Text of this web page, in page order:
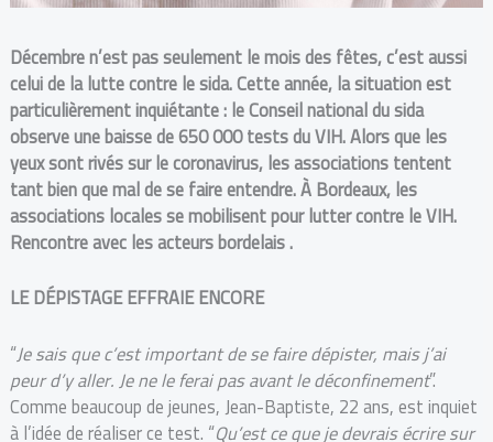
Décembre n’est pas seulement le mois des fêtes, c’est aussi
celui de la lutte contre le sida. Cette année, la situation est
particulièrement inquiétante : le Conseil national du sida
observe une baisse de 650 000 tests du VIH. Alors que les
yeux sont rivés sur le coronavirus, les associations tentent
tant bien que mal de se faire entendre. À Bordeaux, les
associations locales se mobilisent pour lutter contre le VIH.
Rencontre avec les acteurs bordelais .
LE DÉPISTAGE EFFRAIE ENCORE
“Je sais que c’est important de se faire dépister, mais j’ai
peur d’y aller. Je ne le ferai pas avant le déconfinement”.
Comme beaucoup de jeunes, Jean-Baptiste, 22 ans, est inquiet
à l’idée de réaliser ce test. “Qu’est ce que je devrais écrire sur